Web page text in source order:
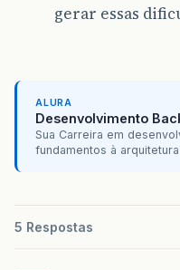
gerar essas
ALURA
Desenvolvimento
Sua Carreira em
fundamentos à
5 Respostas